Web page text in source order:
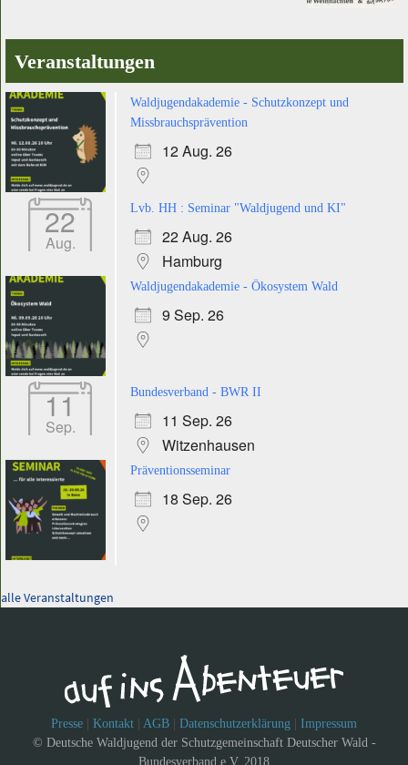
Veranstaltungen
Waldjugendakademie - Schutzkonzept und
Missbrauchsprävention
12 Aug. 26
22
Aug.
Lvb. HH : Seminar "Waldjugend und KI"
22 Aug. 26
Hamburg
Waldjugendakademie - Ökosystem Wald
9 Sep. 26
11
Sep.
Bundesverband - BWR II
11 Sep. 26
Witzenhausen
Präventionsseminar
18 Sep. 26
alle Veranstaltungen
Presse Kontakt AGB Datenschutzerklärung
Impressum
© Deutsche Waldjugend der Schutzgemeinschaft Deutscher Wald -
Bundesverband e.V. 2018